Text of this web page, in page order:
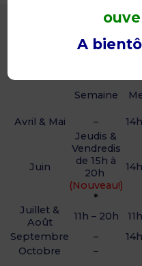
Semaine
Avril & Mai –
Juin
Jeudis &
Vendredis
de 15h à
20h
(Nouveau!)
*
Juillet &
Août
11h – 20h
Septembre
–
Octobre
–
A